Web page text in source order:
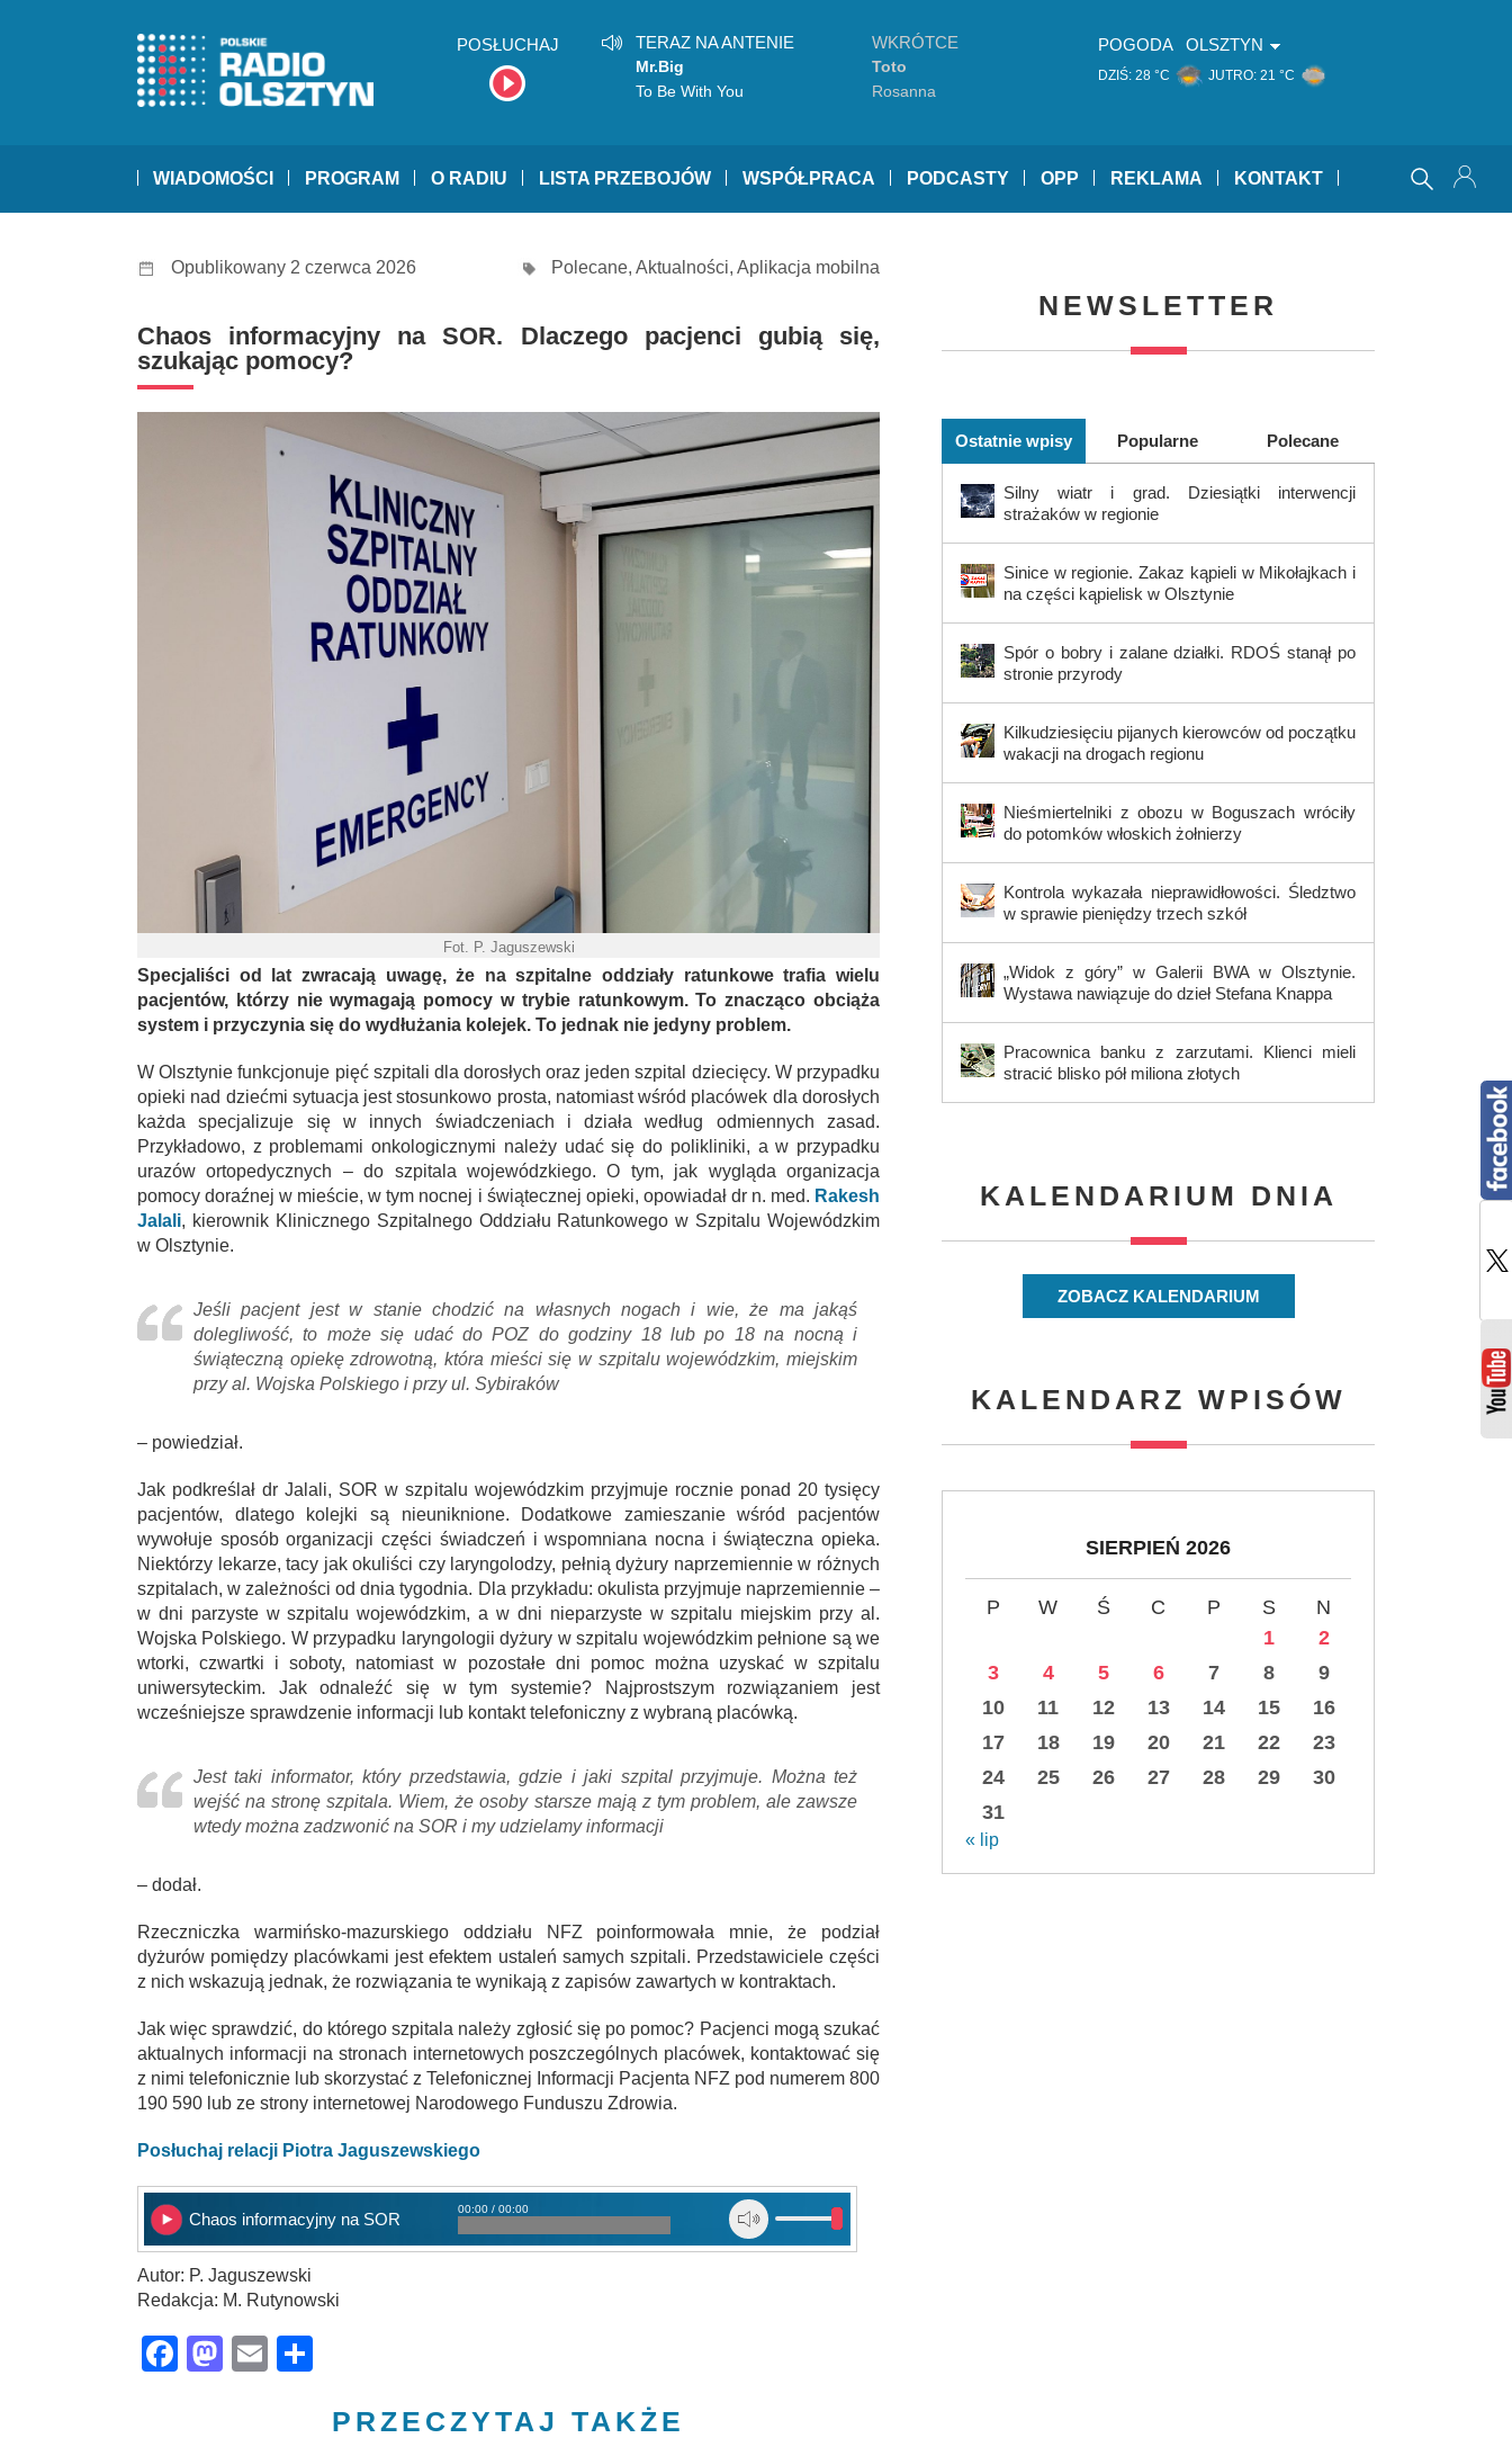
POSŁUCHAJ TERAZ NA ANTENIE
Mr.Big
To Be With You
WKRÓTCE
Toto
Rosanna
POGODA OLSZTYN
DZIŚ: 28 °C JUTRO: 21 °C
WIADOMOŚCI PROGRAM O RADIU LISTA PRZEBOJÓW WSPÓŁPRACA PODCASTY OPP REKLAMA KONTAKT
Opublikowany 2 czerwca 2026 Polecane, Aktualności, Aplikacja mobilna
Chaos informacyjny na SOR. Dlaczego pacjenci gubią się,
szukając pomocy?
Fot. P. Jaguszewski
Specjaliści od lat zwracają uwagę, że na szpitalne oddziały ratunkowe trafia wielu
pacjentów, którzy nie wymagają pomocy w trybie ratunkowym. To znacząco obciąża
system i przyczynia się do wydłużania kolejek. To jednak nie jedyny problem.
W Olsztynie funkcjonuje pięć szpitali dla dorosłych oraz jeden szpital dziecięcy. W przypadku
opieki nad dziećmi sytuacja jest stosunkowo prosta, natomiast wśród placówek dla dorosłych
każda specjalizuje się w innych świadczeniach i działa według odmiennych zasad.
Przykładowo, z problemami onkologicznymi należy udać się do polikliniki, a w przypadku
urazów ortopedycznych – do szpitala wojewódzkiego. O tym, jak wygląda organizacja
pomocy doraźnej w mieście, w tym nocnej i świątecznej opieki, opowiadał dr n. med. Rakesh
Jalali, kierownik Klinicznego Szpitalnego Oddziału Ratunkowego w Szpitalu Wojewódzkim
w Olsztynie.
Jeśli pacjent jest w stanie chodzić na własnych nogach i wie, że ma jakąś
dolegliwość, to może się udać do POZ do godziny 18 lub po 18 na nocną i
świąteczną opiekę zdrowotną, która mieści się w szpitalu wojewódzkim, miejskim
przy al. Wojska Polskiego i przy ul. Sybiraków
– powiedział.
Jak podkreślał dr Jalali, SOR w szpitalu wojewódzkim przyjmuje rocznie ponad 20 tysięcy
pacjentów, dlatego kolejki są nieuniknione. Dodatkowe zamieszanie wśród pacjentów
wywołuje sposób organizacji części świadczeń i wspomniana nocna i świąteczna opieka.
Niektórzy lekarze, tacy jak okuliści czy laryngolodzy, pełnią dyżury naprzemiennie w różnych
szpitalach, w zależności od dnia tygodnia. Dla przykładu: okulista przyjmuje naprzemiennie –
w dni parzyste w szpitalu wojewódzkim, a w dni nieparzyste w szpitalu miejskim przy al.
Wojska Polskiego. W przypadku laryngologii dyżury w szpitalu wojewódzkim pełnione są we
wtorki, czwartki i soboty, natomiast w pozostałe dni pomoc można uzyskać w szpitalu
uniwersyteckim. Jak odnaleźć się w tym systemie? Najprostszym rozwiązaniem jest
wcześniejsze sprawdzenie informacji lub kontakt telefoniczny z wybraną placówką.
Jest taki informator, który przedstawia, gdzie i jaki szpital przyjmuje. Można też
wejść na stronę szpitala. Wiem, że osoby starsze mają z tym problem, ale zawsze
wtedy można zadzwonić na SOR i my udzielamy informacji
– dodał.
Rzeczniczka warmińsko-mazurskiego oddziału NFZ poinformowała mnie, że podział
dyżurów pomiędzy placówkami jest efektem ustaleń samych szpitali. Przedstawiciele części
z nich wskazują jednak, że rozwiązania te wynikają z zapisów zawartych w kontraktach.
Jak więc sprawdzić, do którego szpitala należy zgłosić się po pomoc? Pacjenci mogą szukać
aktualnych informacji na stronach internetowych poszczególnych placówek, kontaktować się
z nimi telefonicznie lub skorzystać z Telefonicznej Informacji Pacjenta NFZ pod numerem 800
190 590 lub ze strony internetowej Narodowego Funduszu Zdrowia.
Posłuchaj relacji Piotra Jaguszewskiego
Chaos informacyjny na SOR
00:00 / 00:00
Autor: P. Jaguszewski
Redakcja: M. Rutynowski
Facebook
Mastodon
Email
PRZECZYTAJ TAKŻE
NEWSLETTER
Ostatnie wpisy Popularne Polecane
Silny wiatr i grad. Dziesiątki interwencji
strażaków w regionie
Sinice w regionie. Zakaz kąpieli w Mikołajkach i
na części kąpielisk w Olsztynie
Spór o bobry i zalane działki. RDOŚ stanął po
stronie przyrody
Kilkudziesięciu pijanych kierowców od początku
wakacji na drogach regionu
Nieśmiertelniki z obozu w Boguszach wróciły
do potomków włoskich żołnierzy
Kontrola wykazała nieprawidłowości. Śledztwo
w sprawie pieniędzy trzech szkół
„Widok z góry” w Galerii BWA w Olsztynie.
Wystawa nawiązuje do dzieł Stefana Knappa
Pracownica banku z zarzutami. Klienci mieli
stracić blisko pół miliona złotych
KALENDARIUM DNIA
ZOBACZ KALENDARIUM
KALENDARZ WPISÓW
SIERPIEŃ 2026
P W Ś C P S
N
1
2
3
4 5 6 7 8
9
10
11 12 13 14 15
16
17
18 19 20 21 22
23
24
25 26 27 28 29
30
31
« lip